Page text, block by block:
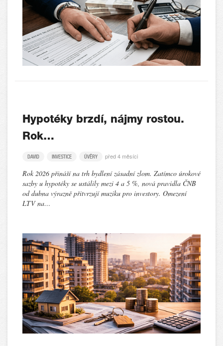
Hypotéky brzdí, nájmy rostou.
Rok…
DAVID INVESTICE ÚVĚRY před 4 měsíci
Rok 2026 přináší na trh bydlení zásadní zlom. Zatímco úrokové
sazby u hypotéky se ustálily mezi 4 a 5 %, nová pravidla ČNB
od dubna výrazně přitvrzují muziku pro investory. Omezení
LTV na…